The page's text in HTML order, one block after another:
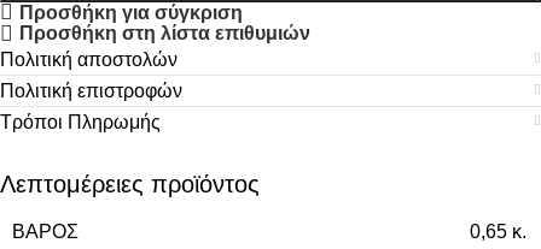
Προσθήκη για σύγκριση
Προσθήκη στη λίστα επιθυμιών
Πολιτική αποστολών
Πολιτική επιστροφών
Τρόποι Πληρωμής
Λεπτομέρειες προϊόντος
ΒΆΡΟΣ 0,65 κ.